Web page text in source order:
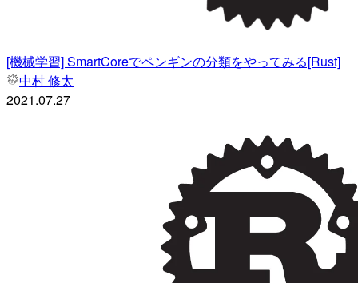
[機械学習] SmartCoreでペンギンの分類をやってみる[Rust]
中村 修太
2021.07.27